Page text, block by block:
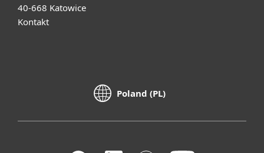
40-668 Katowice
Kontakt
Poland (PL)